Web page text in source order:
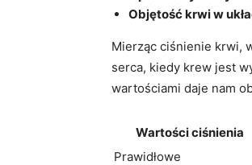
Objętość krwi ⁤w
Mierząc ciśnienie⁣ krwi,
serca, kiedy krew jest
wartościami daje nam
Wartości ciśnienia
Prawidłowe